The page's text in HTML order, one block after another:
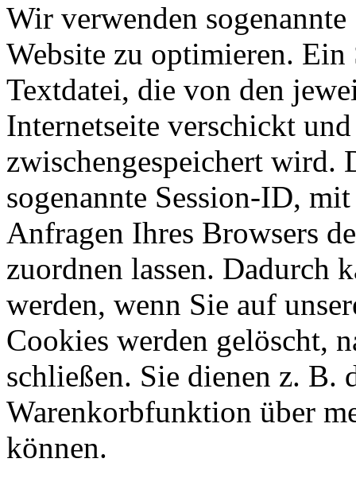
Wir verwenden
Website zu optimieren.
Textdatei, die von den
Internetseite verschickt
zwischengespeichert wird.
sogenannte Session-ID,
Anfragen Ihres Browsers
zuordnen lassen. Dadurch
werden, wenn Sie auf
Cookies werden gelöscht,
schließen. Sie dienen z. B.
Warenkorbfunktion über
können.